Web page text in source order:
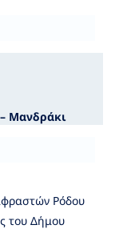
Μανδράκι
Ρόδου
του Δήμου